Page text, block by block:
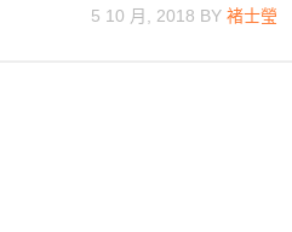
5 10 月, 2018 BY褚士瑩